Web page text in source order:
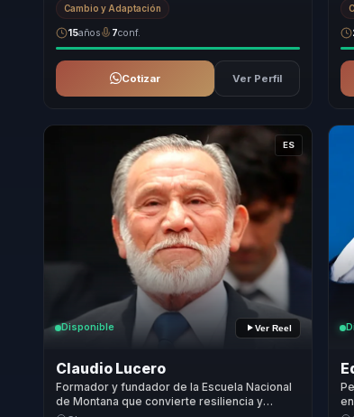
Cambio y Adaptación
15años 7conf.
Cotizar Ver Perfil
ES
Disponible Ver Reel
Claudio Lucero
Formador y fundador de la Escuela Nacional
de Montana que convierte resiliencia y